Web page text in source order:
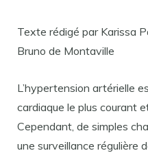
Texte rédigé par Karissa
Bruno de Montaville
L’hypertension artérielle
cardiaque le plus courant
Cependant, de simples
une surveillance régulière